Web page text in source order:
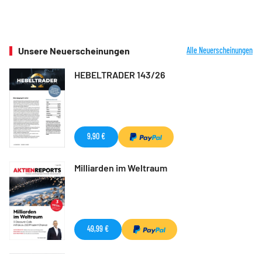
Unsere Neuerscheinungen Alle Neuerscheinungen
HEBELTRADER 143/26
9,90 €
Milliarden im Weltraum
49,99 €